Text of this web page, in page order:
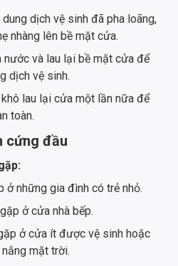
dịch vệ sinh đã pha loãng,
nhàng lên bề mặt cửa.
nước và lau lại bề mặt cửa để
dịch vệ sinh.
lau lại cửa một lần nữa để
toàn.
cứng đầu
ở những gia đình có trẻ nhỏ.
ở cửa nhà bếp.
ở cửa ít được vệ sinh hoặc
mặt trời.